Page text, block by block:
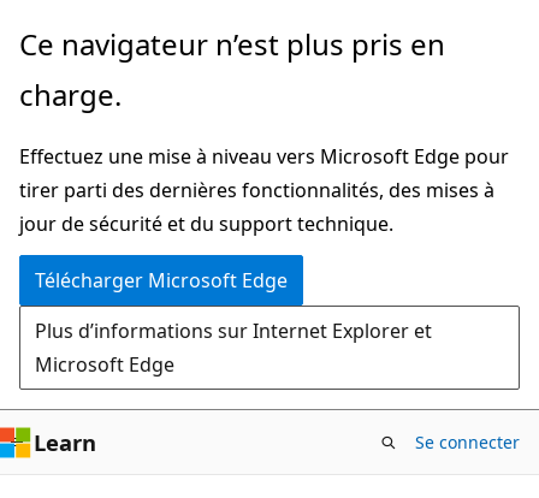
Passer
directement
au
principal
Ce navigateur n’est plus pris en
charge.
Effectuez une mise à niveau vers Microsoft Edge pour
tirer parti des dernières fonctionnalités, des mises à
jour de sécurité et du support technique.
Télécharger Microsoft Edge
Plus d’informations sur Internet Explorer et
Microsoft Edge
Learn Se connecter